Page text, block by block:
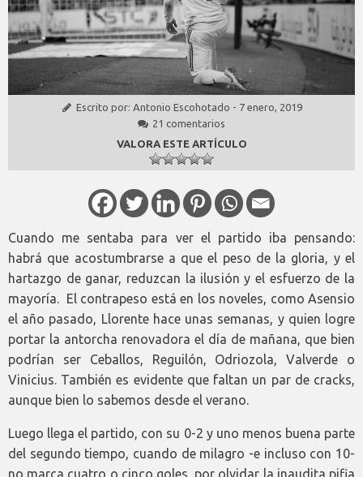
Escrito por: Antonio Escohotado - 7 enero, 2019
21 comentarios
VALORA ESTE ARTÍCULO
Cuando me sentaba para ver el partido iba pensando:
habrá que acostumbrarse a que el peso de la gloria, y el
hartazgo de ganar, reduzcan la ilusión y el esfuerzo de la
mayoría. El contrapeso está en los noveles, como Asensio
el año pasado, Llorente hace unas semanas, y quien logre
portar la antorcha renovadora el día de mañana, que bien
podrían ser Ceballos, Reguilón, Odriozola, Valverde o
Vinicius. También es evidente que faltan un par de cracks,
aunque bien lo sabemos desde el verano.
Luego llega el partido, con su 0-2 y uno menos buena parte
del segundo tiempo, cuando de milagro -e incluso con 10-
no marca cuatro o cinco goles, por olvidar la inaudita pifia